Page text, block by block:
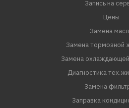
Запись на
Цены
Замена
Замена тормозной
Замена
Диагностика
Замена
Заправка